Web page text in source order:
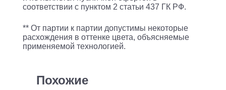
соответствии с пунктом 2 статьи 437 ГК РФ.
** От партии к партии допустимы некоторые
расхождения в оттенке цвета, объясняемые
применяемой технологией.
Похожие